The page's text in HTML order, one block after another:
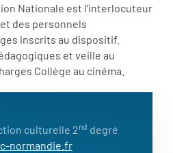
Nationale est l’interlocuteur
des personnels
inscrits au dispositif.
et veille au
Collège au cinéma.
culturelle 2nd degré
normandie.fr